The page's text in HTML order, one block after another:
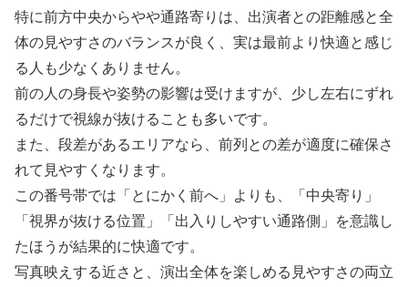
特に前方中央からやや通路寄りは、出演者との距離感と全
体の見やすさのバランスが良く、実は最前より快適と感じ
る人も少なくありません。
前の人の身長や姿勢の影響は受けますが、少し左右にずれ
るだけで視線が抜けることも多いです。
また、段差があるエリアなら、前列との差が適度に確保さ
れて見やすくなります。
この番号帯では「とにかく前へ」よりも、「中央寄り」
「視界が抜ける位置」「出入りしやすい通路側」を意識し
たほうが結果的に快適です。
写真映えする近さと、演出全体を楽しめる見やすさの両立